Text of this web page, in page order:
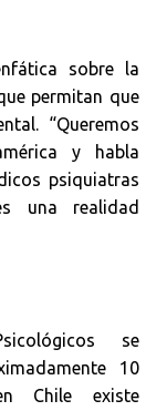
sobre la
permitan que
“Queremos
y habla
psiquiatras
una realidad
se
10
Chile existe